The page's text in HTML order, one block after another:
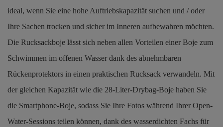
ideal, wenn Sie eine hohe Auftriebskapazität suchen und / oder
Ihre Sachen trocken und sicher im Inneren aufbewahren möchten.
Die Rucksackboje lässt sich neben allen Vorteilen einer Boje zum
Schwimmen im offenen Wasser dank des abnehmbaren
Rückenprotektors in einen praktischen Rucksack verwandeln. Mit
der gleichen Kapazität wie die 28-Liter-Drybag-Boje haben Sie
die Smartphone-Boje, sodass Sie Ihre Fotos während Ihrer Open-
Water-Sessions teilen können, dank des wasserdichten Fachs für